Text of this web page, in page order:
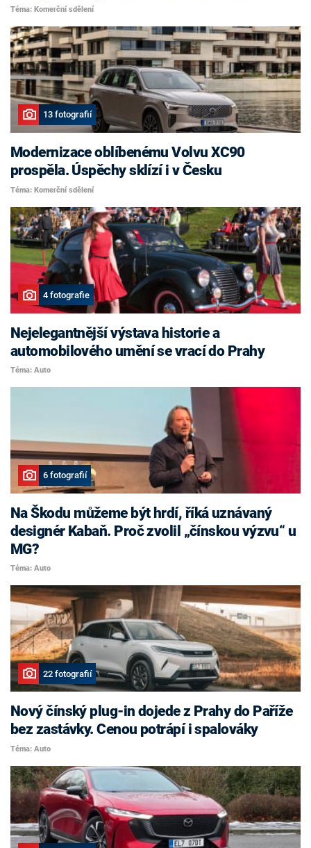
Téma: Komerční sdělení
13 fotografií
Modernizace oblíbenému Volvu XC90
prospěla. Úspěchy sklízí i v Česku
Téma: Komerční sdělení
4 fotografie
Nejelegantnější výstava historie a
automobilového umění se vrací do Prahy
Téma: Auto
6 fotografií
Na Škodu můžeme být hrdí, říká uznávaný
designér Kabaň. Proč zvolil „čínskou výzvu“ u
MG?
Téma: Auto
22 fotografií
Nový čínský plug-in dojede z Prahy do Paříže
bez zastávky. Cenou potrápí i spalováky
Téma: Auto